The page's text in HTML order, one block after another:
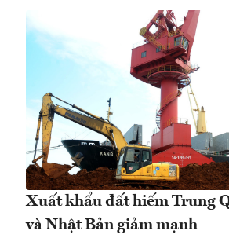
Xuất khẩu đất hiếm Trung
và Nhật Bản giảm mạnh